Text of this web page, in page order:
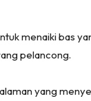
menaiki bas
pelancong.
yang